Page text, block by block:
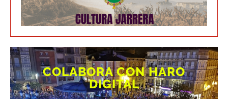
COLABORA CON HARO
DIGITAL